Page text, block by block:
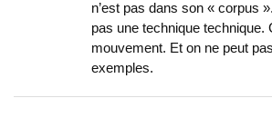
n’est pas dans son « corpus
pas une technique technique.
mouvement. Et on ne peut
exemples.